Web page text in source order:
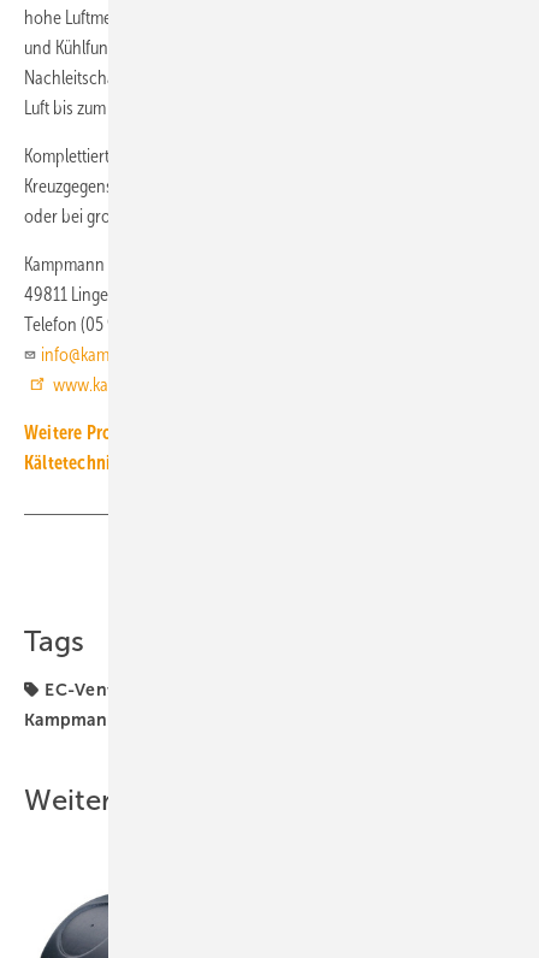
hohe Luftmengen. Außerdem ist mit dem TOP C ein Gerät mit Heiz-
und Kühlfunktion erhältlich. Die neue Baugröße 8 mit Kurzdiffusor mit
Nachleitschaufeln kann in Hallen bis zu 20 m Höhe die konditionierte
Luft bis zum Aufenthaltsbereich verteilen.
Komplettiert wird das Angebot durch einen speziellen
Kreuzgegenstrom-Wärmeübertrager für den Einsatz mit Fernwärme
oder bei großen Temperaturspreizungen.
Kampmann
49811 Lingen (Ems)
Telefon (05 91) 7 10 80
info@kampmann.de
www.kampmann.de
Weitere Produkt-Meldungen zum Thema Luft-, Klima- und
Kältetechnik
Tags
EC-Ventilator
Kampmann
Weitere Inhalte